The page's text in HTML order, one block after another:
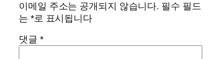
이메일 주소는 공개되지 않습니다. 필수 필드
는 *로 표시됩니다
댓글 *